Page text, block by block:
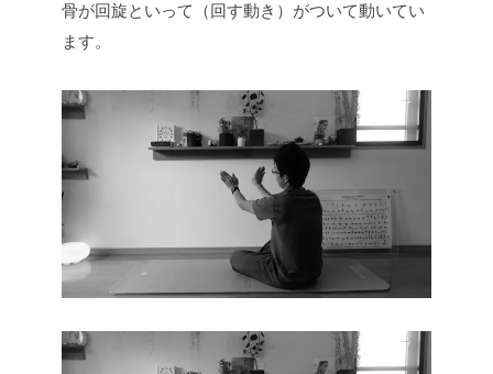
骨が回旋といって（回す動き）がついて動いてい
ます。